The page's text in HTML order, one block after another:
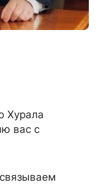
Хурала
вас с